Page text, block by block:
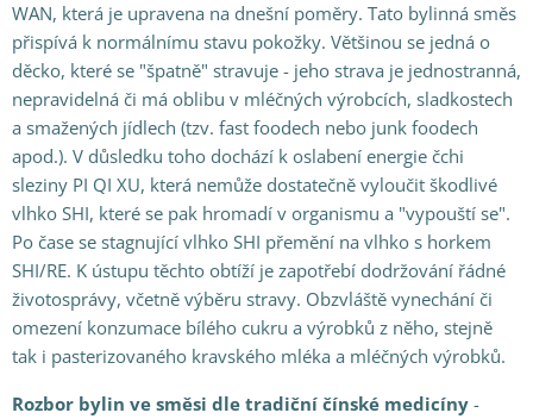
WAN, která je upravena na dnešní poměry. Tato bylinná směs
přispívá k normálnímu stavu pokožky. Většinou se jedná o
děcko, které se "špatně" stravuje - jeho strava je jednostranná,
nepravidelná či má oblibu v mléčných výrobcích, sladkostech
a smažených jídlech (tzv. fast foodech nebo junk foodech
apod.). V důsledku toho dochází k oslabení energie čchi
sleziny PI QI XU, která nemůže dostatečně vyloučit škodlivé
vlhko SHI, které se pak hromadí v organismu a "vypouští se".
Po čase se stagnující vlhko SHI přemění na vlhko s horkem
SHI/RE. K ústupu těchto obtíží je zapotřebí dodržování řádné
životosprávy, včetně výběru stravy. Obzvláště vynechání či
omezení konzumace bílého cukru a výrobků z něho, stejně
tak i pasterizovaného kravského mléka a mléčných výrobků.
Rozbor bylin ve směsi dle tradiční čínské medicíny -